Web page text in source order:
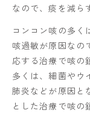
なので、痰を減ら
コンコン咳の多く
咳過敏が原因なの
応する治療で咳の
多くは、細菌やウ
肺炎などが原因と
とした治療で咳の